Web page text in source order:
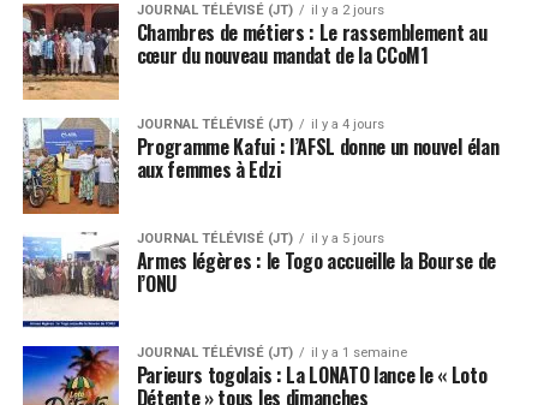
JOURNAL TÉLÉVISÉ (JT) il y a 2 jours
Chambres de métiers : Le rassemblement au
cœur du nouveau mandat de la CCoM1
JOURNAL TÉLÉVISÉ (JT) il y a 4 jours
Programme Kafui : l’AFSL donne un nouvel élan
aux femmes à Edzi
JOURNAL TÉLÉVISÉ (JT) il y a 5 jours
Armes légères : le Togo accueille la Bourse de
l’ONU
JOURNAL TÉLÉVISÉ (JT) il y a 1 semaine
Parieurs togolais : La LONATO lance le « Loto
Détente » tous les dimanches